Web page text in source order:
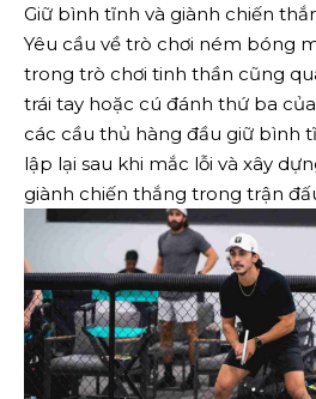
Giữ bình tĩnh và giành chiến
Yêu cầu về trò chơi ném bóng
trong trò chơi tinh thần cũng
trái tay hoặc cú đánh thứ ba
các cầu thủ hàng đầu giữ bình
lập lại sau khi mắc lỗi và xây
giành chiến thắng trong trận